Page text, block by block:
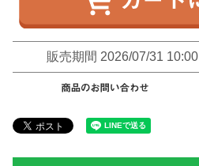
販売期間 2026/07/31 10:00